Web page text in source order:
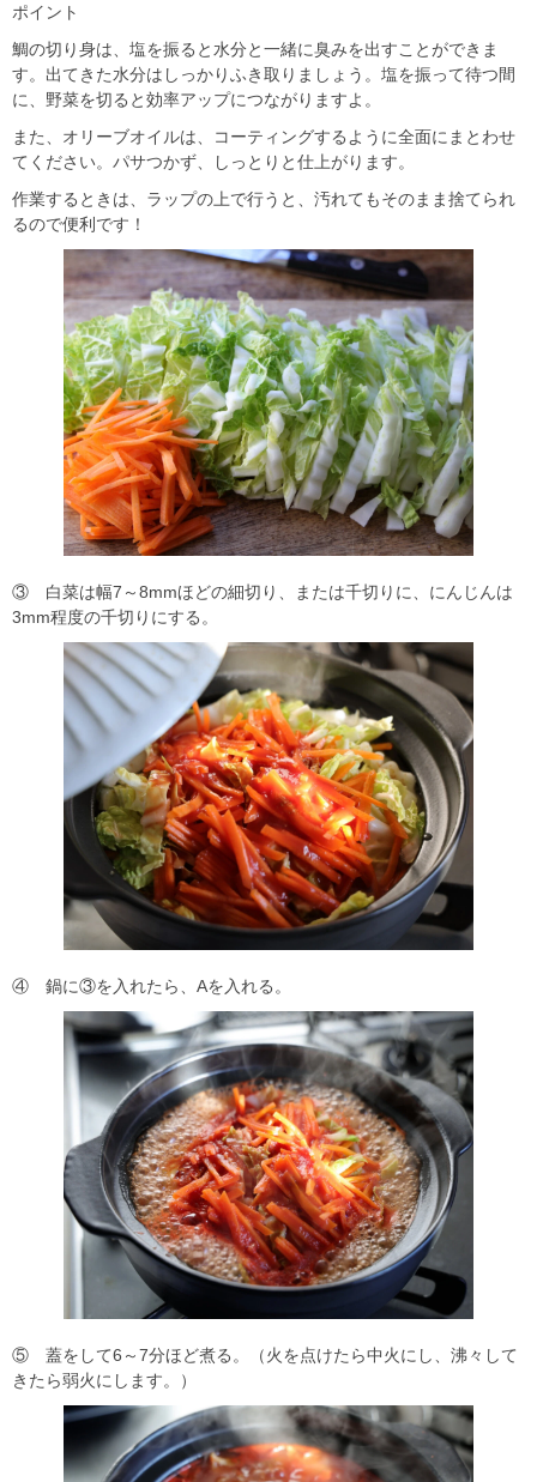
ポイント
鯛の切り身は、塩を振ると水分と一緒に臭みを出すことができま
す。出てきた水分はしっかりふき取りましょう。塩を振って待つ間
に、野菜を切ると効率アップにつながりますよ。
また、オリーブオイルは、コーティングするように全面にまとわせ
てください。パサつかず、しっとりと仕上がります。
作業するときは、ラップの上で行うと、汚れてもそのまま捨てられ
るので便利です！
③ 白菜は幅7～8mmほどの細切り、または千切りに、にんじんは
3mm程度の千切りにする。
④ 鍋に③を入れたら、Aを入れる。
⑤ 蓋をして6～7分ほど煮る。（火を点けたら中火にし、沸々して
きたら弱火にします。）